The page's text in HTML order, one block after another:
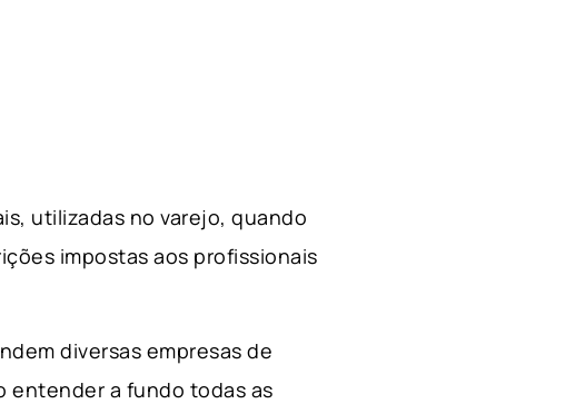
utilizadas no varejo, quando
impostas aos profissionais
diversas empresas de
entender a fundo todas as